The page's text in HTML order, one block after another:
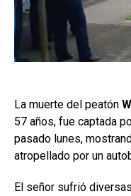
La muerte del peatón
57 años, fue captada
pasado lunes,
atropellado por un
El señor sufrió